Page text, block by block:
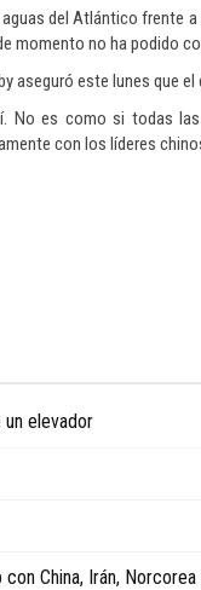
del Atlántico frente
momento no ha podido
aseguró este lunes que
No es como si todas
con los líderes
elevador
China, Irán, Norcorea